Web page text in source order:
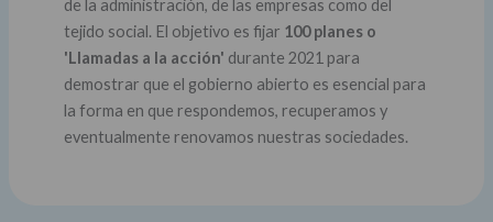
de la administración, de las empresas como del
tejido social. El objetivo es fijar 100 planes o
'Llamadas a la acción' durante 2021 para
demostrar que el gobierno abierto es esencial para
la forma en que respondemos, recuperamos y
eventualmente renovamos nuestras sociedades.